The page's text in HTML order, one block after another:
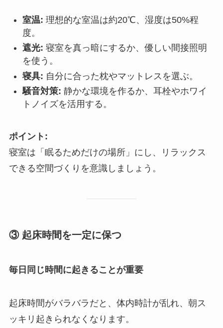
室温: 理想的な室温は約20℃、湿度は50%程
度。
遮光: 寝室を真っ暗にするか、優しい間接照明
を使う。
寝具: 自分に合った枕やマットレスを選ぶ。
騒音対策: 静かな環境を作るか、耳栓やホワイ
トノイズを活用する。
ポイント:
寝室は「眠るためだけの場所」にし、リラックス
できる空間づくりを意識しましょう。
③ 起床時間を一定に保つ
毎日同じ時間に起きることが重要
起床時間がバラバラだと、体内時計が乱れ、朝ス
ッキリ起きられなくなります。